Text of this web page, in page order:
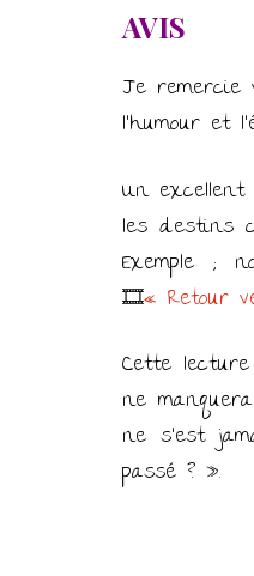
AVIS
Je remercie
l’humour et
Un
les destins
Exemple ;
🎞« Retour
Cette
ne
ne s’est
passé ? ».